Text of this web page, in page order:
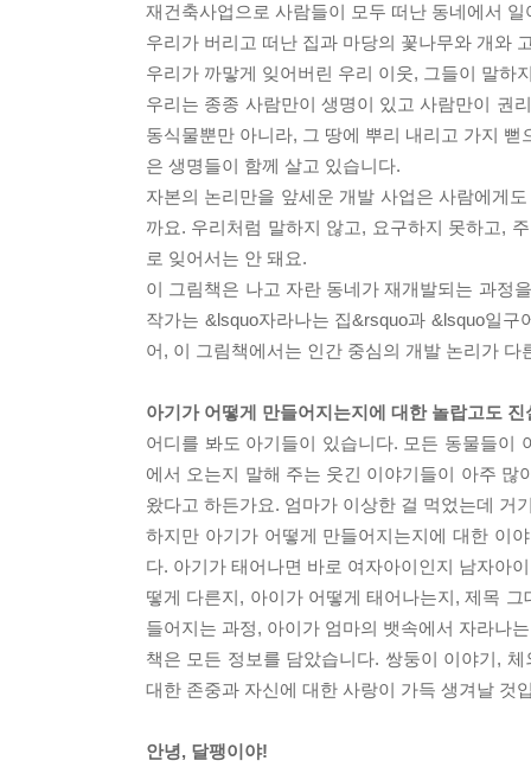
재건축사업으로 사람들이 모두 떠난 동네에서 일
우리가 버리고 떠난 집과 마당의 꽃나무와 개와
우리가 까맣게 잊어버린 우리 이웃, 그들이 말하
우리는 종종 사람만이 생명이 있고 사람만이 권
동식물뿐만 아니라, 그 땅에 뿌리 내리고 가지
은 생명들이 함께 살고 있습니다.
자본의 논리만을 앞세운 개발 사업은 사람에게
까요. 우리처럼 말하지 않고, 요구하지 못하고,
로 잊어서는 안 돼요.
이 그림책은 나고 자란 동네가 재개발되는 과정
작가는 &lsquo자라나는 집&rsquo과 &lsquo일
어, 이 그림책에서는 인간 중심의 개발 논리가
아기가 어떻게 만들어지는지에 대한 놀랍고도 진
어디를 봐도 아기들이 있습니다. 모든 동물들이
에서 오는지 말해 주는 웃긴 이야기들이 아주
왔다고 하든가요. 엄마가 이상한 걸 먹었는데 거
하지만 아기가 어떻게 만들어지는지에 대한 이
다. 아기가 태어나면 바로 여자아이인지 남자아
떻게 다른지, 아이가 어떻게 태어나는지, 제목
들어지는 과정, 아이가 엄마의 뱃속에서 자라나
책은 모든 정보를 담았습니다. 쌍둥이 이야기,
대한 존중과 자신에 대한 사랑이 가득 생겨날 것
안녕, 달팽이야!